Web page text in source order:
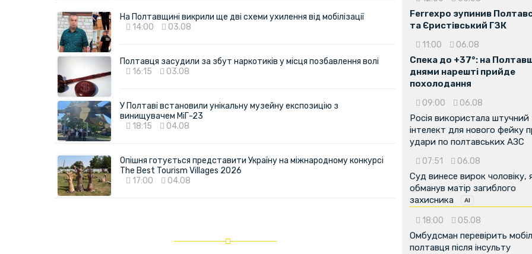
На Полтавщині викрили ще дві схеми ухилення від мобілізації
14:00
03.08
Полтавця засудили за збут наркотиків у місця позбавлення волі
16:15
03.08
У Полтаві встановили унікальну музейну експозицію з
винищувачем МіГ-23
18:15
04.08
Опішня готується представити Україну на міжнародному конкурсі
The Best Tourism Villages 2026
17:00
04.08
Ferrexpo зупинив
та Єристівський ГЗК
11:00 06.08
Спека до +37°: на
днями нарешті прийде
похолодання
09:00 06.08
Росія використала штучний
інтелект для нового фейку
удари по полтавських АЗС
07:51 06.08
Суд винесе вирок чоловіку,
обманув матір загиблого
захисника
18:00 05.08
Омбудсман перевірить
полтавця після інсульту